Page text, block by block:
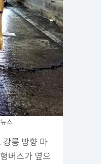
스
릉 방향 마
버스가 옆으